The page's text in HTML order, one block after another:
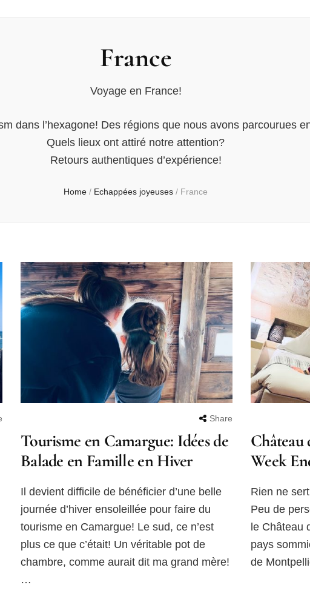
France
Voyage en France!
dans l’hexagone! Des régions que nous avons parcourues
Quels lieux ont attiré notre attention?
Retours authentiques d’expérience!
Home / Echappées joyeuses / France
Share
Tourisme en Camargue: Idées de
Balade en Famille en Hiver
Il devient difficile de bénéficier d’une belle
journée d’hiver ensoleillée pour faire du
tourisme en Camargue! Le sud, ce n’est
plus ce que c’était! Un véritable pot de
chambre, comme aurait dit ma grand mère!
…
Château
Week
Rien ne
Peu de
le Château
pays
de